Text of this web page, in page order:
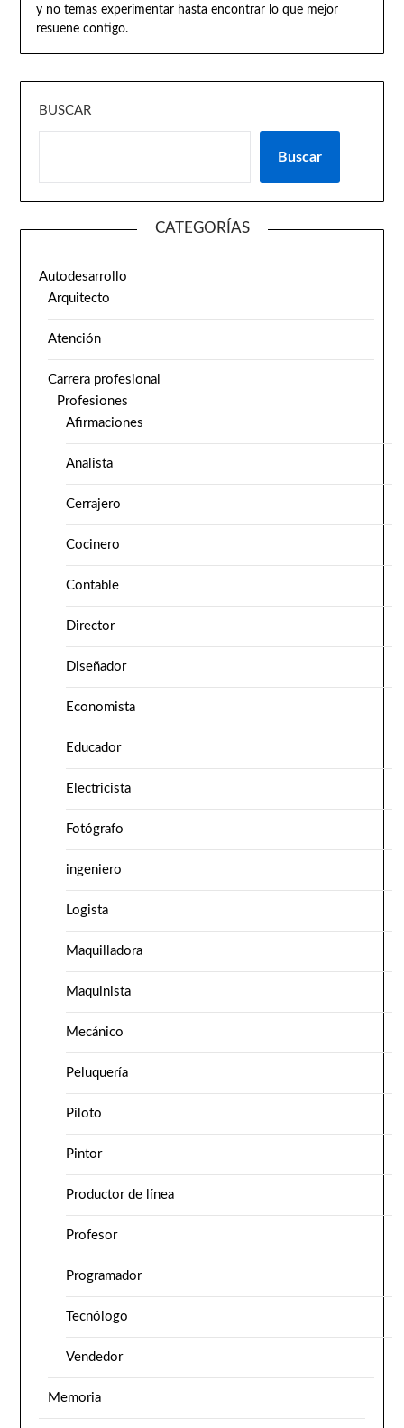
y no temas experimentar hasta encontrar lo que mejor
resuene contigo.
BUSCAR
Buscar
CATEGORÍAS
Autodesarrollo
Arquitecto
Atención
Carrera profesional
Profesiones
Afirmaciones
Analista
Cerrajero
Cocinero
Contable
Director
Diseñador
Economista
Educador
Electricista
Fotógrafo
ingeniero
Logista
Maquilladora
Maquinista
Mecánico
Peluquería
Piloto
Pintor
Productor de línea
Profesor
Programador
Tecnólogo
Vendedor
Memoria